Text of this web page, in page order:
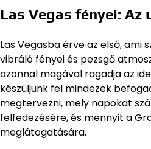
Las Vegas fényei: Az
Las Vegasba érve az első, ami
vibráló fényei és pezsgő
azonnal magával ragadja az
készüljünk fel mindezek
megtervezni, mely napokat
felfedezésére, és mennyit a
meglátogatására.